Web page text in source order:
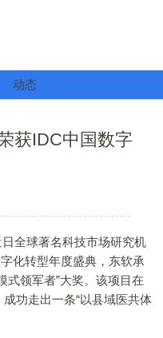
动态
获IDC中国数字
全球著名科技市场研究机
化转型年度盛典，东软承
式领军者”大奖。该项目在
功走出一条“以县域医共体